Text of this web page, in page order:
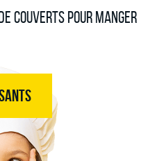
couverts pour manger